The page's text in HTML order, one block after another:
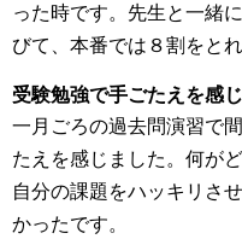
った時です。先生と一緒
びて、本番では８割をとれ
受験勉強で手ごたえを感
一月ごろの過去問演習で
たえを感じました。何が
自分の課題をハッキリさ
かったです。